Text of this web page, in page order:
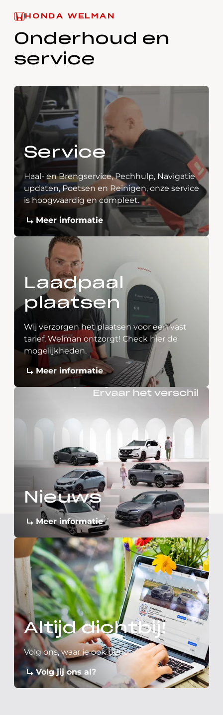
HONDA WELMAN
Onderhoud en
service
Service
Haal- en Brengservice, Pechhulp, Navigatie
updaten, Poetsen en Reinigen, onze service
is hoogwaardig en compleet.
Meer informatie
Laadpaal
plaatsen
Wij verzorgen het plaatsen voor een vast
tarief. Welman ontzorgt! Check hier de
mogelijkheden.
Meer informatie
Nieuws
Meer informatie
Altijd dichtbij!
Volg ons, waar je ook bent
Volg jij ons al?